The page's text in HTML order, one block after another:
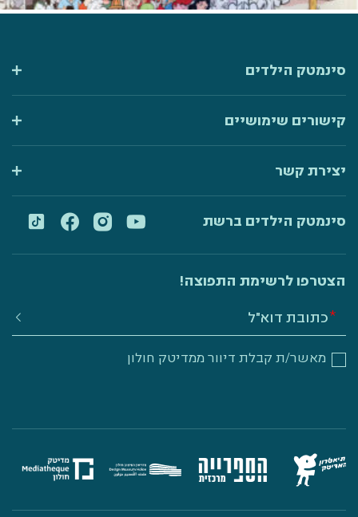
סינמטק הילדים
קישורים שימושיים
יצירת קשר
הצטרפו לרשימת התפוצה!
מאשר/ת קבלת דיוור ממדיטק חולון
סינמטק הילדים ברשת